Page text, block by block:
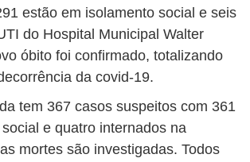
estão em isolamento social e seis
do Hospital Municipal Walter
óbito foi confirmado, totalizando
da covid-19.
tem 367 casos suspeitos com 361
e quatro internados na
mortes são investigadas. Todos